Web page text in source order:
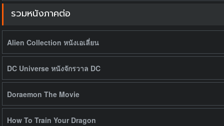
รวมหนังภาคต่อ
Alien Collection หนังเอเลี่ยน
DC Universe หนังจักรวาล DC
Doraemon The Movie
How To Train Your Dragon